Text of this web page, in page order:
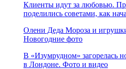
Клиенты идут за любовью.
поделились советами, как
Олени Деда Мороза и
Новогодние фото
В «Изумрудном» загорелась
в Лондоне. Фото и видео